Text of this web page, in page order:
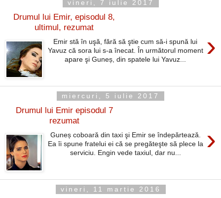
vineri, 7 iulie 2017
Drumul lui Emir, episodul 8,
ultimul, rezumat
›
Emir stă în uşă, fără să ştie cum să-i spună lui
Yavuz că sora lui s-a înecat. În următorul moment
apare şi Guneș, din spatele lui Yavuz...
miercuri, 5 iulie 2017
Drumul lui Emir episodul 7
rezumat
›
Guneș coboară din taxi şi Emir se îndepărtează.
Ea îi spune fratelui ei că se pregăteşte să plece la
serviciu. Engin vede taxiul, dar nu...
vineri, 11 martie 2016